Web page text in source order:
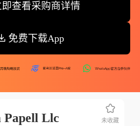
即查看采购商详情
免费下载App
Llc 未收藏